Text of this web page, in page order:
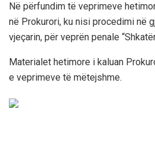
Në përfundim të veprimeve
në Prokurori, ku nisi procedimi në
vjeçarin, për veprën penale
Materialet hetimore i kaluan
e veprimeve të mëtejshme.